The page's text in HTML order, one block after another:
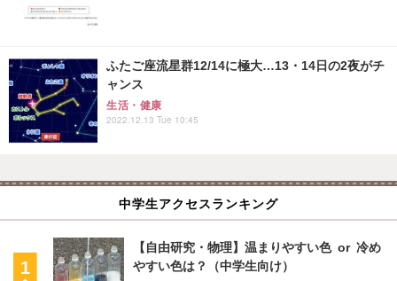
ふたご座流星群12/14に極大…13・14日の2夜がチ
ャンス
生活・健康
2022.12.13 Tue 10:45
中学生アクセスランキング
【自由研究・物理】温まりやすい色 or 冷め
やすい色は？（中学生向け）